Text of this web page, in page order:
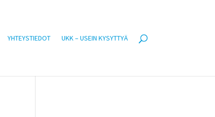
YHTEYSTIEDOT UKK – USEIN KYSYTTYÄ